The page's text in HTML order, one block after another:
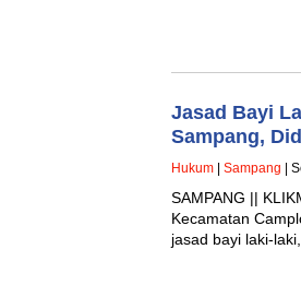
Jasad Bayi
Sampang,
Hukum | Sampang |
SAMPANG ||
Kecamatan
jasad bayi laki-